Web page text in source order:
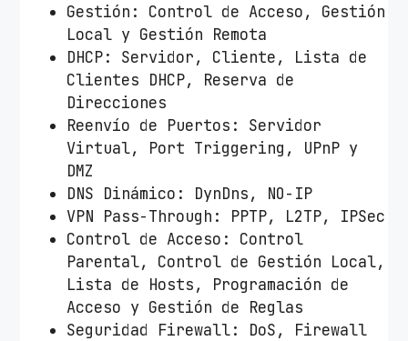
Gestión: Control de Acceso, Gestión
Local y Gestión Remota
DHCP: Servidor, Cliente, Lista de
Clientes DHCP, Reserva de
Direcciones
Reenvío de Puertos: Servidor
Virtual, Port Triggering, UPnP y
DMZ
DNS Dinámico: DynDns, NO-IP
VPN Pass-Through: PPTP, L2TP, IPSec
Control de Acceso: Control
Parental, Control de Gestión Local,
Lista de Hosts, Programación de
Acceso y Gestión de Reglas
Seguridad Firewall: DoS, Firewall